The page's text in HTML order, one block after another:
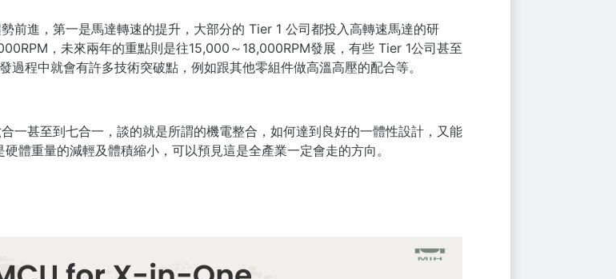
前進，第一是馬達轉速的提升，大部分的 Tier 1 公司都投入高轉速馬達的研
，未來兩年的重點則是往15,000～18,000RPM發展，有些 Tier 1公司甚至
程中就會有許多技術突破點，例如跟其他零組件做高溫高壓的配合等。
一甚至到七合一，談的就是所謂的機電整合，如何達到良好的一體性設計，又能
硬體重量的減輕及體積縮小，可以預見這是全產業一定會走的方向。